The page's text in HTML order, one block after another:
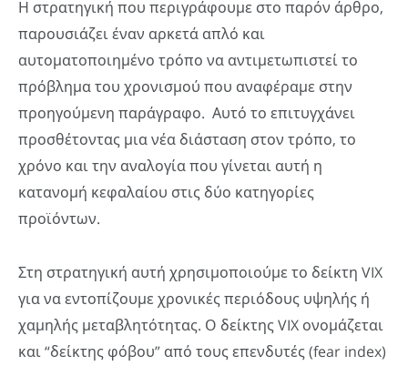
Η στρατηγική που περιγράφουμε στο παρόν άρθρο,
παρουσιάζει έναν αρκετά απλό και
αυτοματοποιημένο τρόπο να αντιμετωπιστεί το
πρόβλημα του χρονισμού που αναφέραμε στην
προηγούμενη παράγραφο. Αυτό το επιτυγχάνει
προσθέτοντας μια νέα διάσταση στον τρόπο, το
χρόνο και την αναλογία που γίνεται αυτή η
κατανομή κεφαλαίου στις δύο κατηγορίες
προϊόντων.
Στη στρατηγική αυτή χρησιμοποιούμε το δείκτη VIX
για να εντοπίζουμε χρονικές περιόδους υψηλής ή
χαμηλής μεταβλητότητας. Ο δείκτης VIX ονομάζεται
και “δείκτης φόβου” από τους επενδυτές (fear index)